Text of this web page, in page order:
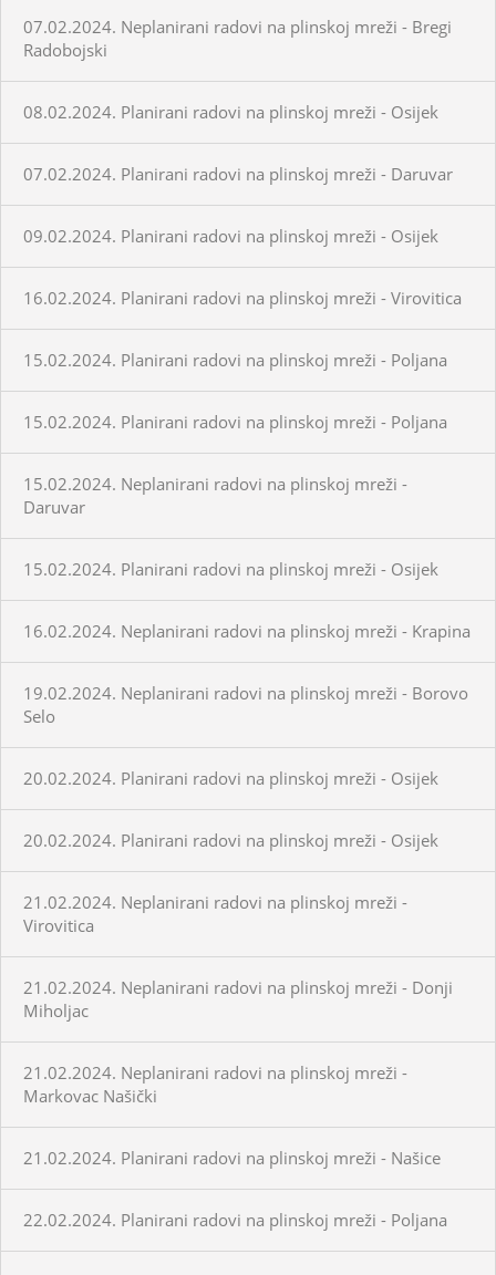
07.02.2024. Neplanirani radovi na plinskoj mreži - Bregi
Radobojski
08.02.2024. Planirani radovi na plinskoj mreži - Osijek
07.02.2024. Planirani radovi na plinskoj mreži - Daruvar
09.02.2024. Planirani radovi na plinskoj mreži - Osijek
16.02.2024. Planirani radovi na plinskoj mreži - Virovitica
15.02.2024. Planirani radovi na plinskoj mreži - Poljana
15.02.2024. Planirani radovi na plinskoj mreži - Poljana
15.02.2024. Neplanirani radovi na plinskoj mreži -
Daruvar
15.02.2024. Planirani radovi na plinskoj mreži - Osijek
16.02.2024. Neplanirani radovi na plinskoj mreži - Krapina
19.02.2024. Neplanirani radovi na plinskoj mreži - Borovo
Selo
20.02.2024. Planirani radovi na plinskoj mreži - Osijek
20.02.2024. Planirani radovi na plinskoj mreži - Osijek
21.02.2024. Neplanirani radovi na plinskoj mreži -
Virovitica
21.02.2024. Neplanirani radovi na plinskoj mreži - Donji
Miholjac
21.02.2024. Neplanirani radovi na plinskoj mreži -
Markovac Našički
21.02.2024. Planirani radovi na plinskoj mreži - Našice
22.02.2024. Planirani radovi na plinskoj mreži - Poljana